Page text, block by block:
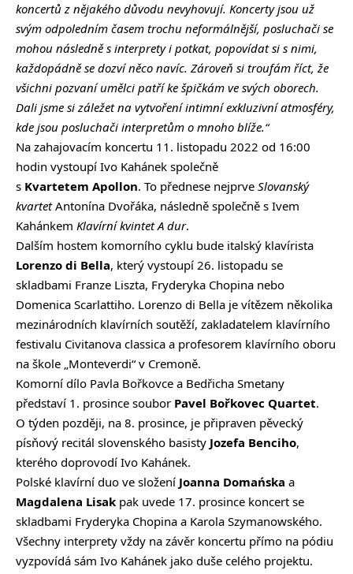
koncertů z nějakého důvodu nevyhovují. Koncerty jsou už
svým odpoledním časem trochu neformálnější, posluchači se
mohou následně s interprety i potkat, popovídat si s nimi,
každopádně se dozví něco navíc. Zároveň si troufám říct, že
všichni pozvaní umělci patří ke špičkám ve svých oborech.
Dali jsme si záležet na vytvoření intimní exkluzivní atmosféry,
kde jsou posluchači interpretům o mnoho blíže.“
Na zahajovacím koncertu 11. listopadu 2022 od 16:00
hodin vystoupí Ivo Kahánek společně
s Kvartetem Apollon. To přednese nejprve Slovanský
kvartetAntonína Dvořáka, následně společně s Ivem
Kahánkem Klavírní kvintet A dur.
Dalším hostem komorního cyklu bude italský klavírista
Lorenzo di Bella, který vystoupí 26. listopadu se
skladbami Franze Liszta, Fryderyka Chopina nebo
Domenica Scarlattiho. Lorenzo di Bella je vítězem několika
mezinárodních klavírních soutěží, zakladatelem klavírního
festivalu Civitanova classica a profesorem klavírního oboru
na škole „Monteverdi“ v Cremoně.
Komorní dílo Pavla Bořkovce a Bedřicha Smetany
představí 1. prosince soubor Pavel Bořkovec Quartet.
O týden později, na 8. prosince, je připraven pěvecký
písňový recitál slovenského basisty Jozefa Benciho,
kterého doprovodí Ivo Kahánek.
Polské klavírní duo ve složení Joanna Domańska a
Magdalena Lisak pak uvede 17. prosince koncert se
skladbami Fryderyka Chopina a Karola Szymanowského.
Všechny interprety vždy na závěr koncertu přímo na pódiu
vyzpovídá sám Ivo Kahánek jako duše celého projektu.